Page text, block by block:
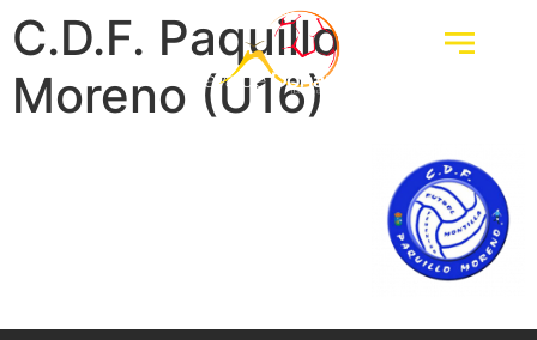
C.D.F. Paquillo
Moreno (U16)